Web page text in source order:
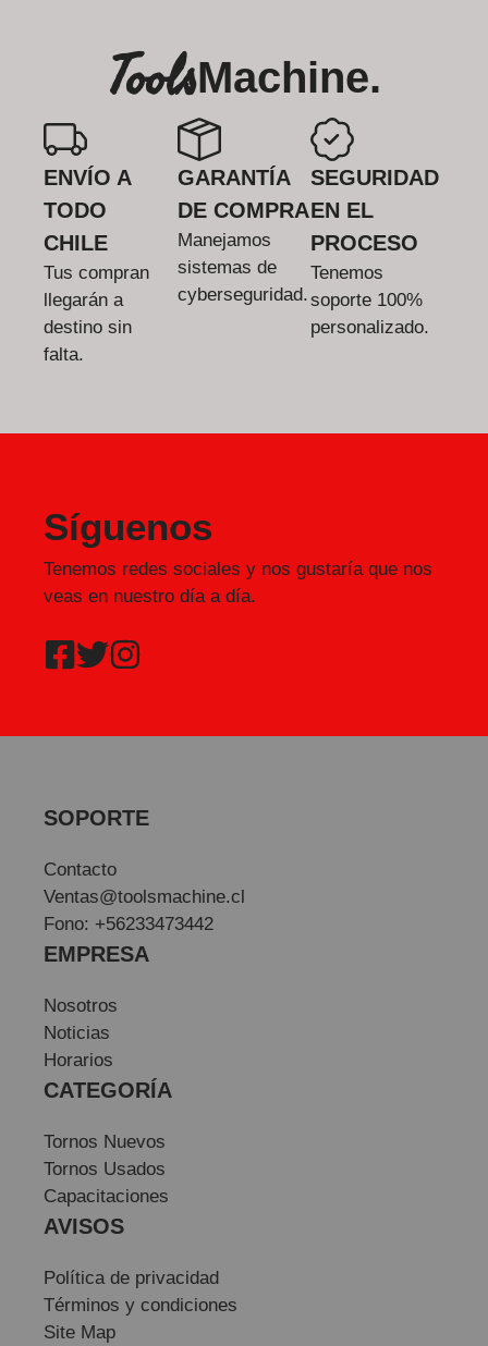
ToolsMachine.
ENVÍO A
TODO
CHILE
Tus compran
llegarán a
destino sin
falta.
GARANTÍA
DE COMPRA
Manejamos
sistemas de
cyberseguridad.
SEGURIDAD
EN EL
PROCESO
Tenemos
soporte 100%
personalizado.
Síguenos
Tenemos redes sociales y nos gustaría que nos
veas en nuestro día a día.
SOPORTE
Contacto
Ventas@toolsmachine.cl
Fono: +56233473442
EMPRESA
Nosotros
Noticias
Horarios
CATEGORÍA
Tornos Nuevos
Tornos Usados
Capacitaciones
AVISOS
Política de privacidad
Términos y condiciones
Site Map